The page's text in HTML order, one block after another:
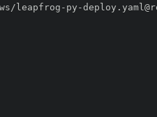
leapfrog - py -